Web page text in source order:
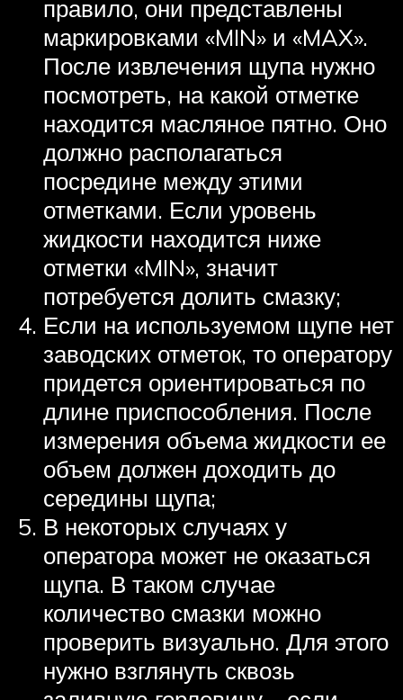
правило, они представлены
маркировками «MIN» и «MAX».
После извлечения щупа нужно
посмотреть, на какой отметке
находится масляное пятно. Оно
должно располагаться
посредине между этими
отметками. Если уровень
жидкости находится ниже
отметки «MIN», значит
потребуется долить смазку;
Если на используемом щупе нет
заводских отметок, то оператору
придется ориентироваться по
длине приспособления. После
измерения объема жидкости ее
объем должен доходить до
середины щупа;
В некоторых случаях у
оператора может не оказаться
щупа. В таком случае
количество смазки можно
проверить визуально. Для этого
нужно взглянуть сквозь